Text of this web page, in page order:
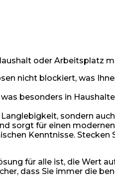
oder Arbeitsplatz
nicht blockiert, was
besonders in
sondern auch
sorgt für einen
Kenntnisse. Stecken
für alle ist, die Wert
dass Sie immer die